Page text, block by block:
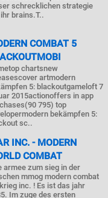
schrecklichen strategie
brains.T..
COMBAT 5
chartsnew
artmodern
5: blackoutgameloft 7
2015actionoffers in app
795) top
bekämpfen 5:
sc..
INC. - MODERN
COMBAT
armee zum sieg in der
mmog modern combat
inc. ! Es ist das jahr
Im zuge des ersten